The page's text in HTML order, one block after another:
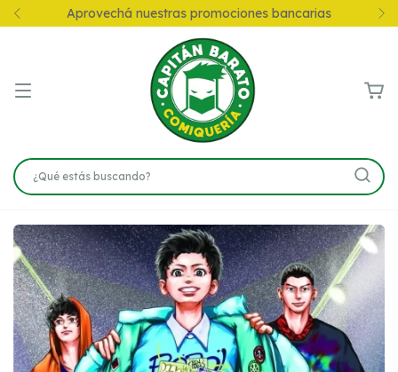
Aprovechá nuestras promociones bancarias